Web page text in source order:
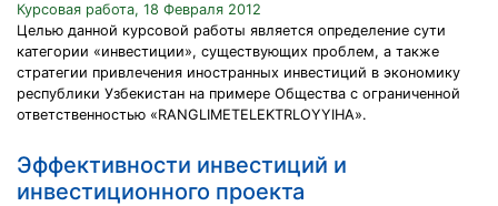
Курсовая работа, 18 Февраля 2012
Целью данной курсовой работы является определение сути
категории «инвестиции», существующих проблем, а также
стратегии привлечения иностранных инвестиций в экономику
республики Узбекистан на примере Общества с ограниченной
ответственностью «RANGLIMETELEKTRLOYYIHA».
Эффективности инвестиций и
инвестиционного проекта